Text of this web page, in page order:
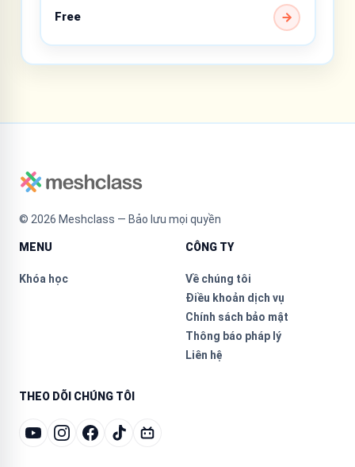
Free
© 2026 Meshclass — Bảo lưu mọi quyền
MENU
Khóa học
CÔNG TY
Về chúng tôi
Điều khoản dịch vụ
Chính sách bảo mật
Thông báo pháp lý
Liên hệ
THEO DÕI CHÚNG TÔI